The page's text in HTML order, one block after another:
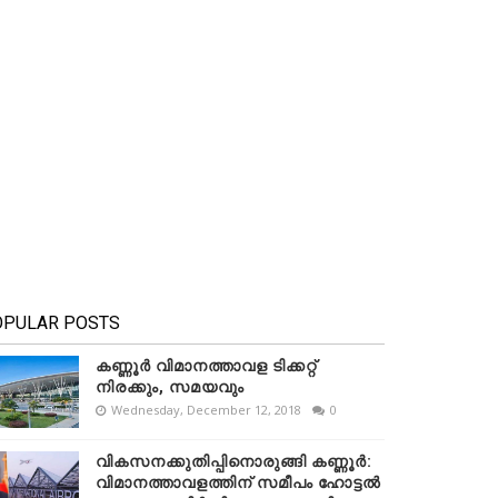
POSTS
കണ്ണൂർ വിമാനത്താവള ടിക്കറ്റ്
നിരക്കും, സമയവും
Wednesday, December 12, 2018 0
വികസനക്കുതിപ്പിനൊരുങ്ങി കണ്ണൂർ:
വിമാനത്താവളത്തിന് സമീപം ഹോട്ടൽ